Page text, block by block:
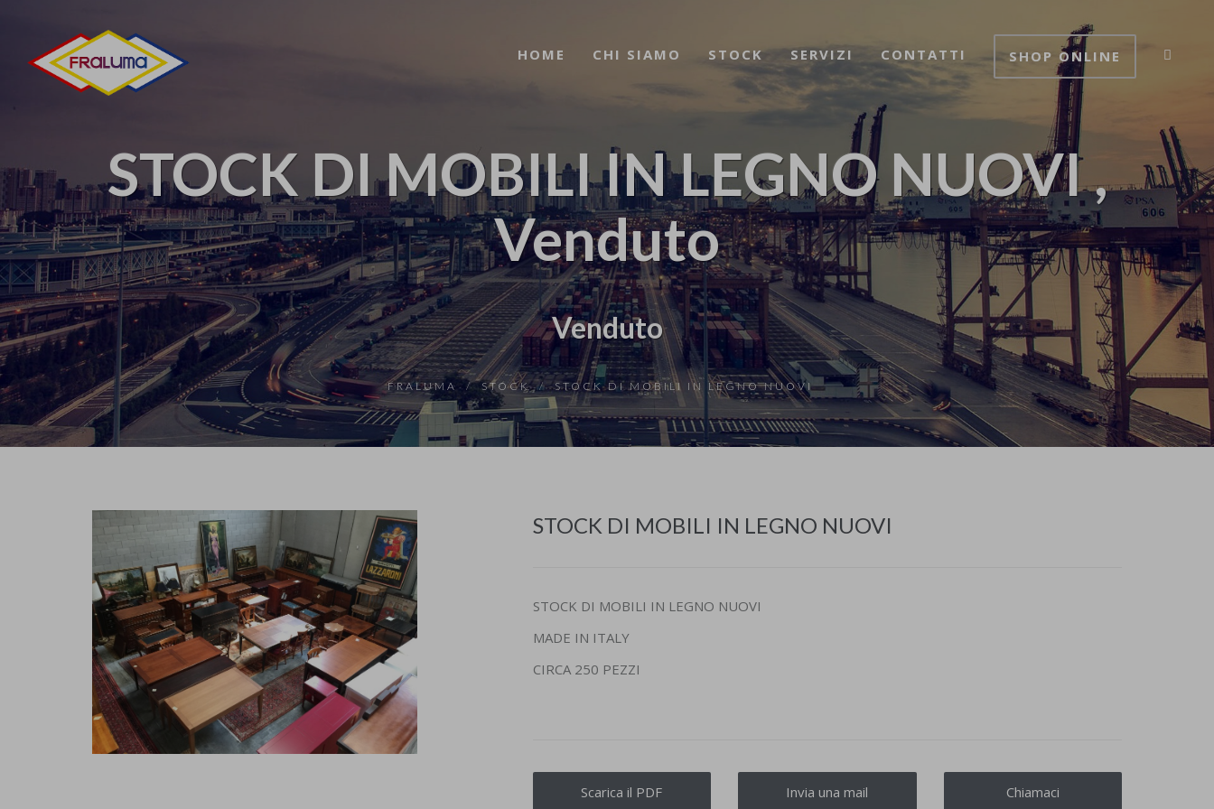
HOME CHI SIAMO STOCK SERVIZI CONTATTI SHOP ONLINE
STOCK DI MOBILI IN LEGNO NUOVI ,
Venduto
Venduto
FRALUMA STOCK STOCK DI MOBILI IN LEGNO NUOVI
STOCK DI MOBILI IN LEGNO NUOVI
STOCK DI MOBILI IN LEGNO NUOVI
MADE IN ITALY
CIRCA 250 PEZZI
Scarica il PDF Invia una mail Chiamaci